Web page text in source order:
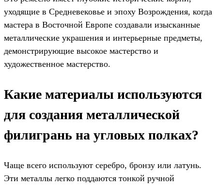
уходящие в Средневековье и эпоху Возрождения, когда
мастера в Восточной Европе создавали изысканные
металлические украшения и интерьерные предметы,
демонстрирующие высокое мастерство и
художественное мастерство.
Какие материалы используются
для создания металлической
филигрань на угловых полках?
Чаще всего используют серебро, бронзу или латунь.
Эти металлы легко поддаются тонкой ручной